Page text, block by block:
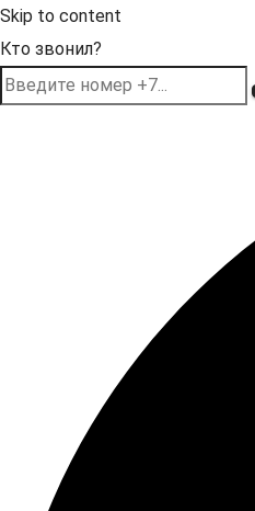
Skip to content
Кто звонил?